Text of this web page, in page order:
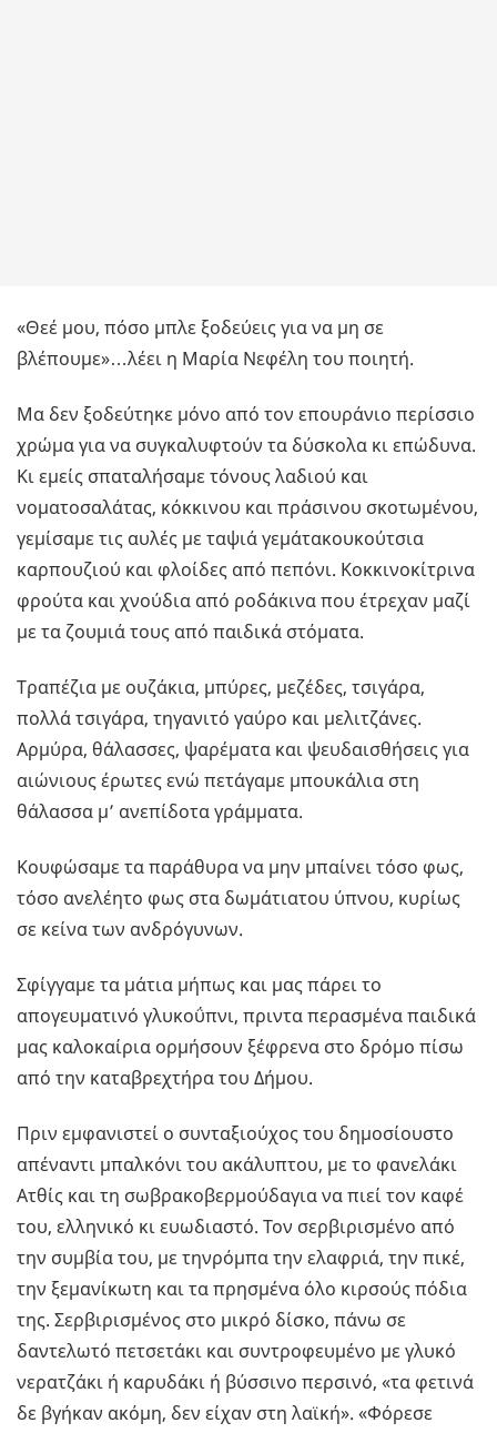
«Θεέ μου, πόσο μπλε ξοδεύεις για να μη σε
βλέπουμε»…λέει η Μαρία Νεφέλη του ποιητή.
Μα δεν ξοδεύτηκε μόνο από τον επουράνιο περίσσιο
χρώμα για να συγκαλυφτούν τα δύσκολα κι επώδυνα.
Κι εμείς σπαταλήσαμε τόνους λαδιού και
νοματοσαλάτας, κόκκινου και πράσινου σκοτωμένου,
γεμίσαμε τις αυλές με ταψιά γεμάτακουκούτσια
καρπουζιού και φλοίδες από πεπόνι. Κοκκινοκίτρινα
φρούτα και χνούδια από ροδάκινα που έτρεχαν μαζί
με τα ζουμιά τους από παιδικά στόματα.
Τραπέζια με ουζάκια, μπύρες, μεζέδες, τσιγάρα,
πολλά τσιγάρα, τηγανιτό γαύρο και μελιτζάνες.
Αρμύρα, θάλασσες, ψαρέματα και ψευδαισθήσεις για
αιώνιους έρωτες ενώ πετάγαμε μπουκάλια στη
θάλασσα μ’ ανεπίδοτα γράμματα.
Κουφώσαμε τα παράθυρα να μην μπαίνει τόσο φως,
τόσο ανελέητο φως στα δωμάτιατου ύπνου, κυρίως
σε κείνα των ανδρόγυνων.
Σφίγγαμε τα μάτια μήπως και μας πάρει το
απογευματινό γλυκοΰπνι, πριντα περασμένα παιδικά
μας καλοκαίρια ορμήσουν ξέφρενα στο δρόμο πίσω
από την καταβρεχτήρα του Δήμου.
Πριν εμφανιστεί ο συνταξιούχος του δημοσίουστο
απέναντι μπαλκόνι του ακάλυπτου, με το φανελάκι
Ατθίς και τη σωβρακοβερμούδαγια να πιεί τον καφέ
του, ελληνικό κι ευωδιαστό. Τον σερβιρισμένο από
την συμβία του, με τηνρόμπα την ελαφριά, την πικέ,
την ξεμανίκωτη και τα πρησμένα όλο κιρσούς πόδια
της. Σερβιρισμένος στο μικρό δίσκο, πάνω σε
δαντελωτό πετσετάκι και συντροφευμένο με γλυκό
νερατζάκι ή καρυδάκι ή βύσσινο περσινό, «τα φετινά
δε βγήκαν ακόμη, δεν είχαν στη λαϊκή». «Φόρεσε